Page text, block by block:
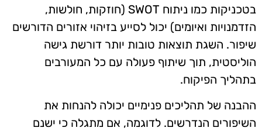
בטכניקות כמו ניתוח SWOT (חוזקות, חולשות,
הזדמנויות ואיומים) יכול לסייע בזיהוי אזורים הדורשים
שיפור. השגת תוצאות טובות יותר דורשת גישה
הוליסטית, תוך שיתוף פעולה עם כל המעורבים
בתהליך הפיקוח.
ההבנה של תהליכים פנימיים יכולה להנחות את
השיפורים הנדרשים. לדוגמה, אם מתגלה כי ישנם